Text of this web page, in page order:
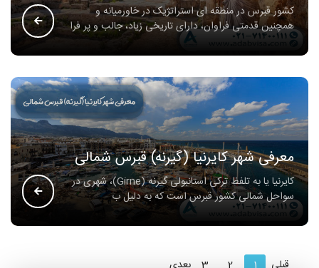
کشور قبرس در منطقه ای استراتژیک در خاورمیانه و
همچنین قدمتی فراوان، دارای تاریخی زیاد، جالب و پر فرا
معرفی شهر کایرنیا (گیرنه) قبرس شمالی
کایرنیا یا به تلفظ ترکی استانبولی گیرنه (Girne)، شهری در
سواحل شمالی کشور قبرس است که به دلیل ب